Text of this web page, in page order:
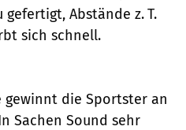
gefertigt, Abstände z. T.
sich schnell.
die Sportster an
Sachen Sound sehr